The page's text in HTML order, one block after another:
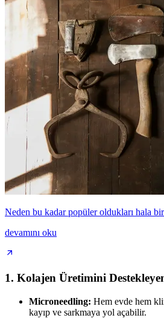
Neden bu kadar popüler oldukları hala
devamını oku
1. Kolajen Üretimini
Microneedling: Hem evde hem
kayıp ve sarkmaya yol açabilir.